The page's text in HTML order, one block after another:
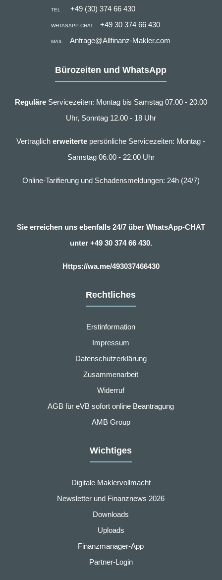
TEL +49 (30) 374 66 430
WHTASAPP-CHAT +49 30 374 66 430
MAIL Anfrage@Allfinanz-Makler.com
Bürozeiten und WhatsApp
ReguläreServicezeiten: Montag bis Samstag 07.00 - 20.00
Uhr, Sonntag 12.00 - 18 Uhr
Vertraglicherweiterte persönliche Servicezeiten: Montag -
Samstag 06.00 - 22.00 Uhr
Online-Tarifierung und Schadensmeldungen: 24h (24/7)
Sie erreichen uns ebenfalls 24/7 über WhatsApp-CHAT
unter +49 30 374 66 430.
Https://wa.me/493037466430
Rechtliches
Erstinformation
Impressum
Datenschutzerklärung
Zusammenarbeit
Widerruf
AGB für eVB sofort online Beantragung
AMB Group
Wichtiges
Digitale Maklervollmacht
Newsletter und Finanznews 2026
Downloads
Uploads
Finanzmanager-App
Partner-Login